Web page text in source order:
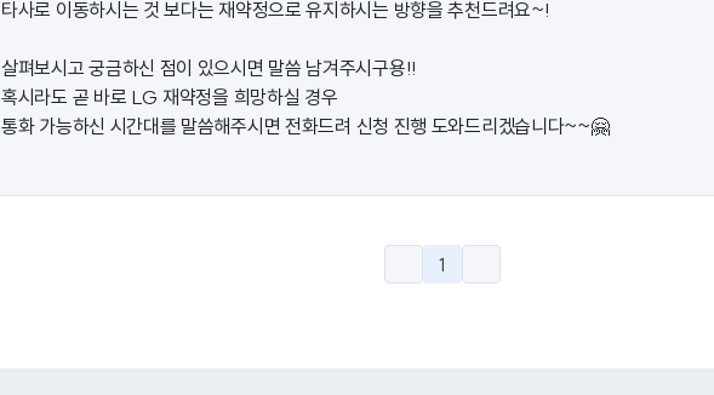
타사로 이동하시는 것 보다는 재약정으로 유지하시는 방향을 추천드려요~!
살펴보시고 궁금하신 점이 있으시면 말씀 남겨주시구용!!
혹시라도 곧 바로 LG 재약정을 희망하실 경우
통화 가능하신 시간대를 말씀해주시면 전화드려 신청 진행 도와드리겠습니다~~🤗
1